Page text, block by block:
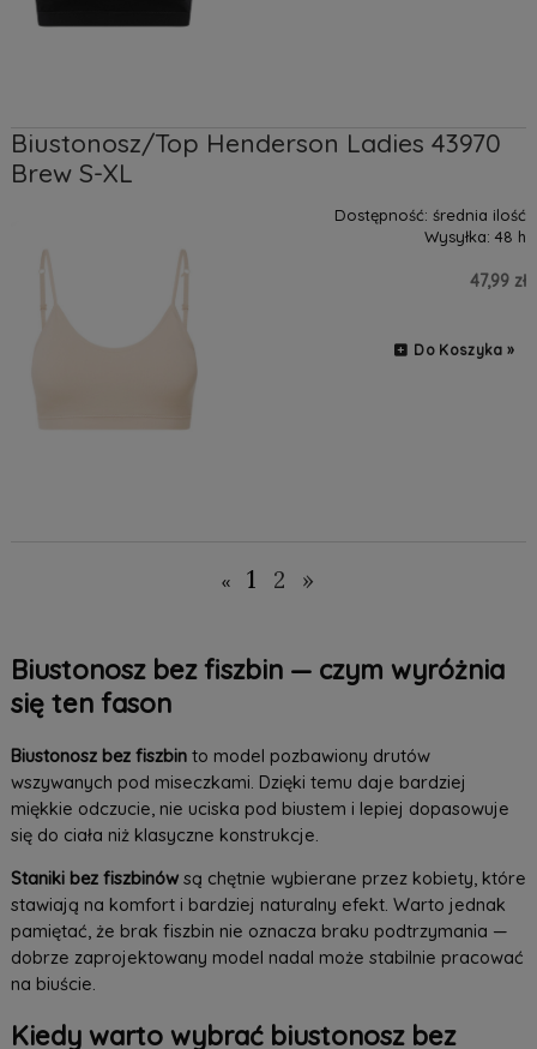
Biustonosz/Top Henderson Ladies 43970
Brew S-XL
Dostępność: średnia ilość
Wysyłka: 48 h
47,99 zł
Do Koszyka »
« 1 2 »
Biustonosz bez fiszbin — czym wyróżnia
się ten fason
Biustonosz bez fiszbinto model pozbawiony drutów
wszywanych pod miseczkami. Dzięki temu daje bardziej
miękkie odczucie, nie uciska pod biustem i lepiej dopasowuje
się do ciała niż klasyczne konstrukcje.
Staniki bez fiszbinówsą chętnie wybierane przez kobiety, które
stawiają na komfort i bardziej naturalny efekt. Warto jednak
pamiętać, że brak fiszbin nie oznacza braku podtrzymania —
dobrze zaprojektowany model nadal może stabilnie pracować
na biuście.
Kiedy warto wybrać biustonosz bez